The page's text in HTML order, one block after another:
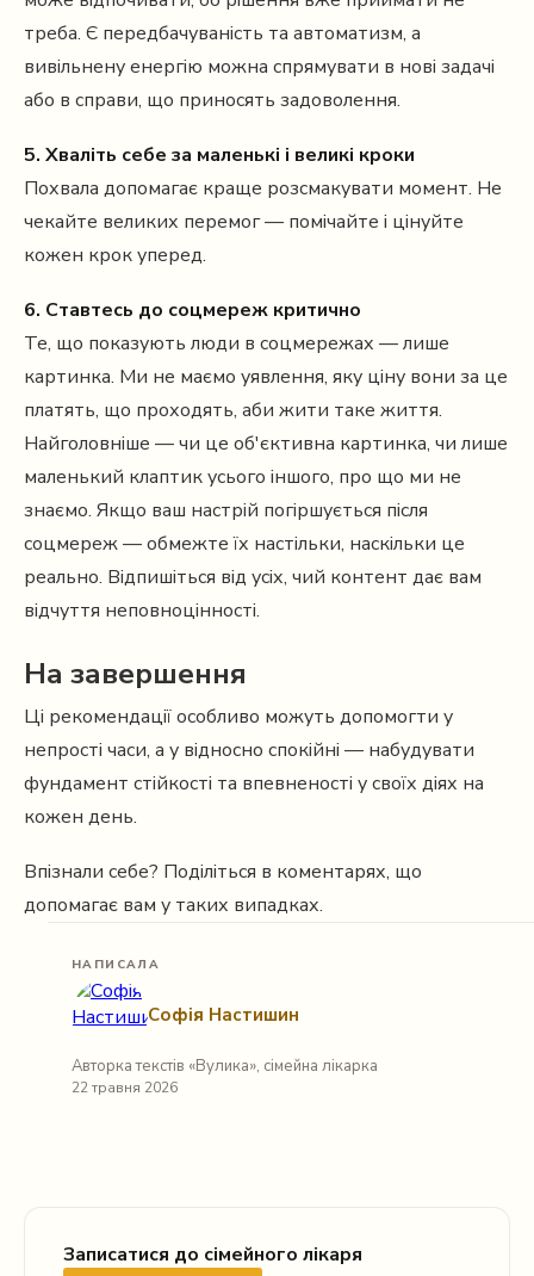
треба. Є передбачуваність та автоматизм, а
вивільнену енергію можна спрямувати в нові задачі
або в справи, що приносять задоволення.
5. Хваліть себе за маленькі і великі кроки
Похвала допомагає краще розсмакувати момент. Не
чекайте великих перемог — помічайте і цінуйте
кожен крок уперед.
6. Ставтесь до соцмереж критично
Те, що показують люди в соцмережах — лише
картинка. Ми не маємо уявлення, яку ціну вони за це
платять, що проходять, аби жити таке життя.
Найголовніше — чи це об'єктивна картинка, чи лише
маленький клаптик усього іншого, про що ми не
знаємо. Якщо ваш настрій погіршується після
соцмереж — обмежте їх настільки, наскільки це
реально. Відпишіться від усіх, чий контент дає вам
відчуття неповноцінності.
На завершення
Ці рекомендації особливо можуть допомогти у
непрості часи, а у відносно спокійні — набудувати
фундамент стійкості та впевненості у своїх діях на
кожен день.
Впізнали себе? Поділіться в коментарях, що
допомагає вам у таких випадках.
НАПИСАЛА
Софія Настишин
Авторка текстів «Вулика», сімейна лікарка
22 травня 2026
Записатися до сімейного лікаря